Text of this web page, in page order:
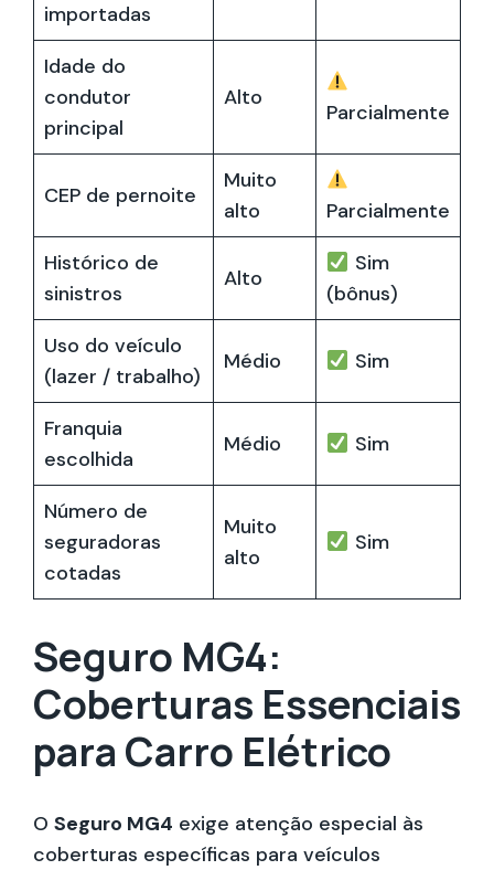
importadas
Idade do
condutor
principal
Alto
Parcialmente
CEP de pernoite
Muito
alto
Parcialmente
Histórico de
sinistros
Alto
Sim
(bônus)
Uso do veículo
(lazer / trabalho)
Médio Sim
Franquia
escolhida
Médio Sim
Número de
seguradoras
cotadas
Muito
alto
Sim
Seguro MG4:
Coberturas Essenciais
para Carro Elétrico
O Seguro MG4 exige atenção especial às
coberturas específicas para veículos